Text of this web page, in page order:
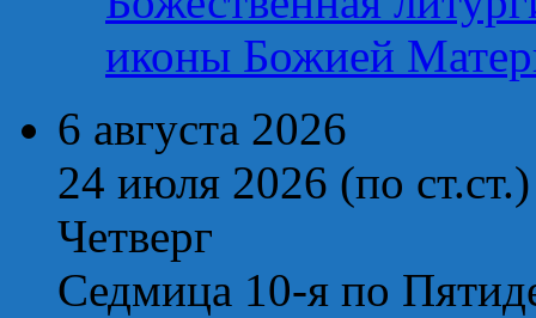
иконы Божией
6 августа 2026
24 июля 2026 (по ст.ст.)
Четверг
Седмица 10-я по